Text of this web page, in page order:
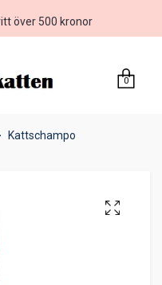
över 500 kronor
0
Kattschampo